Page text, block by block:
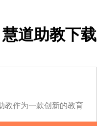
慧道助教下载
教作为一款创新的教育